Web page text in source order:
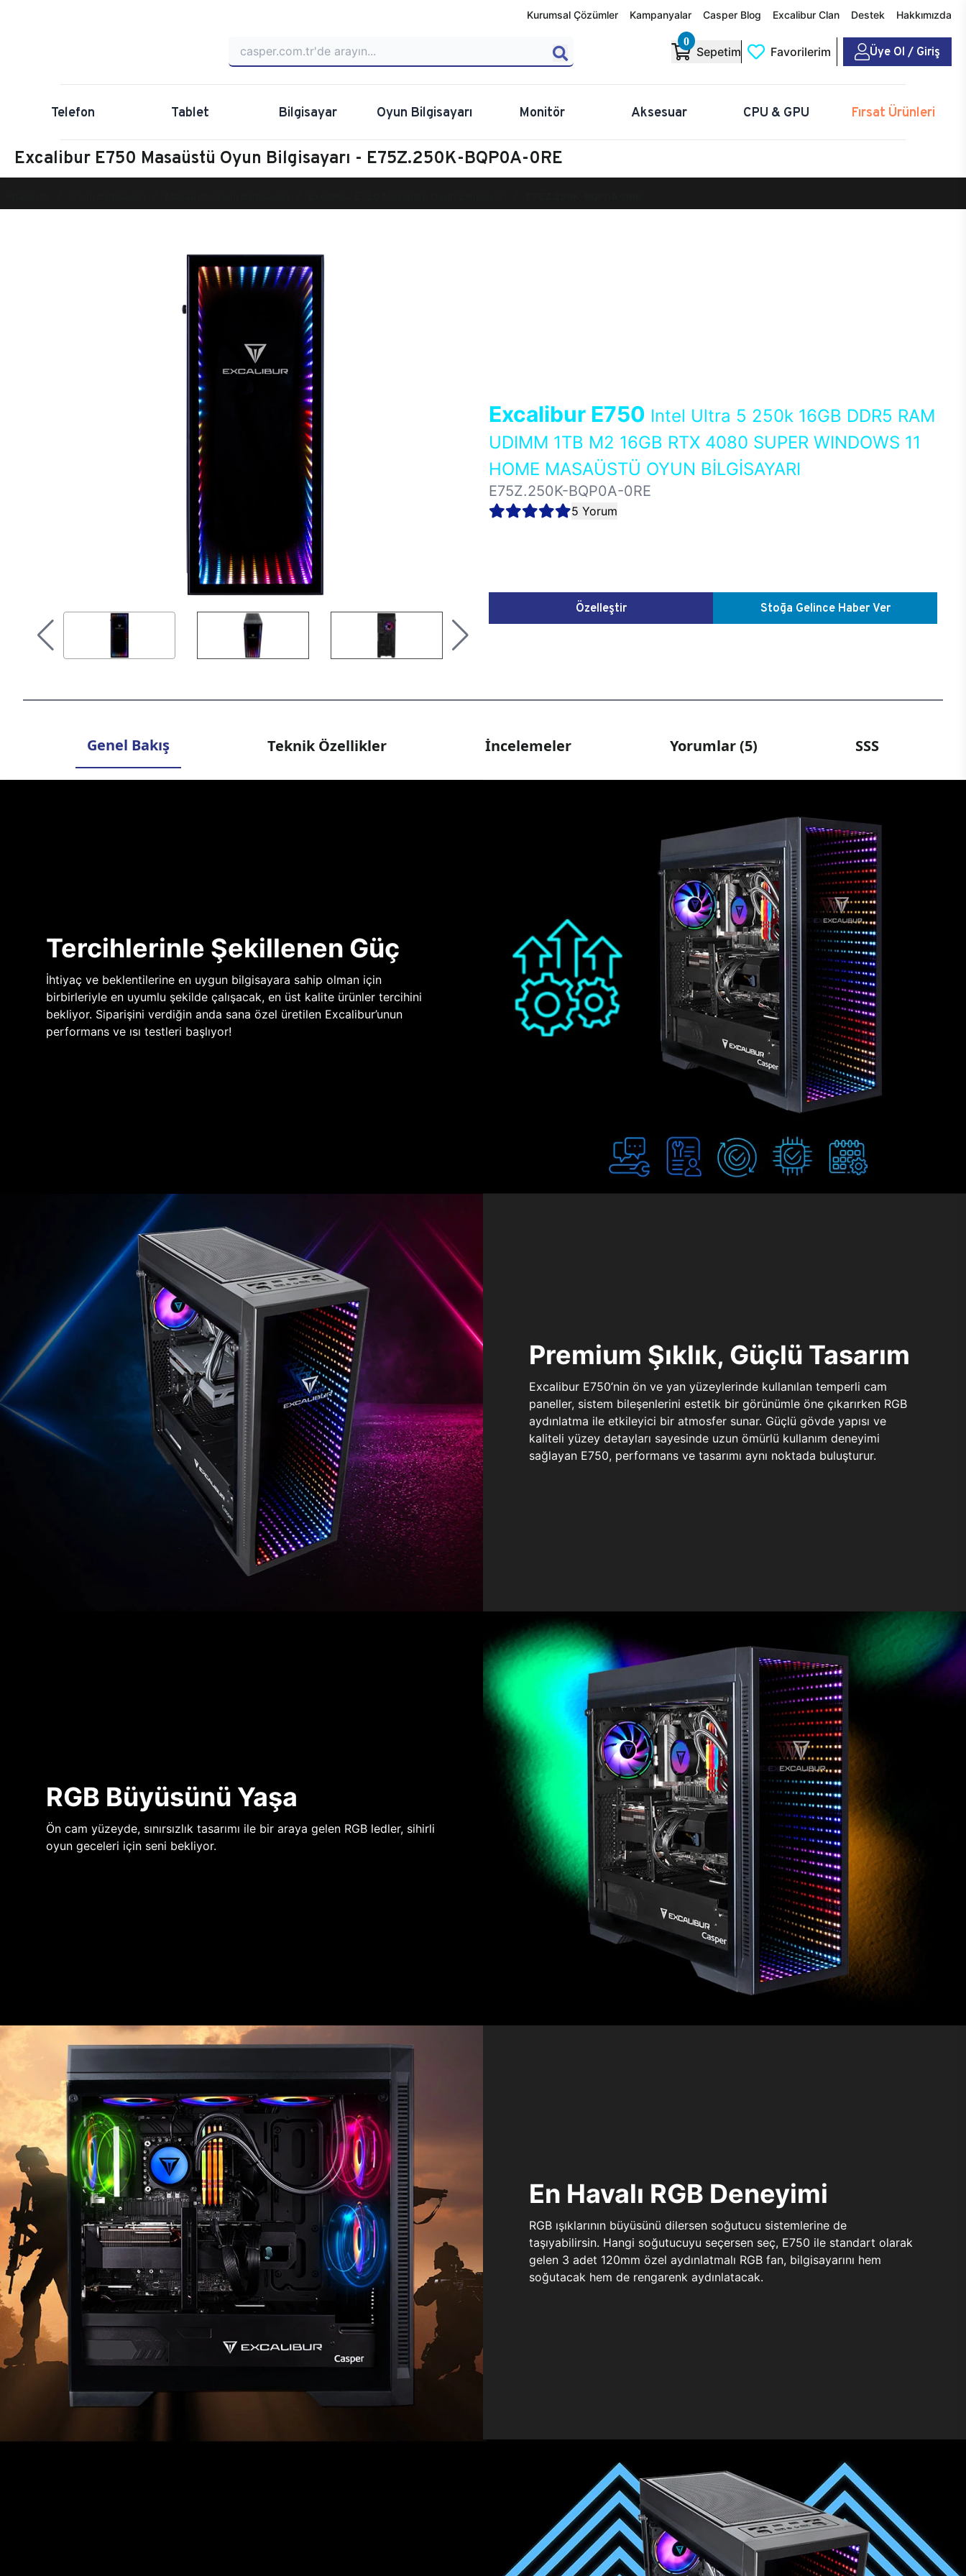
Kurumsal Çözümler Kampanyalar Casper Blog Excalibur Clan Destek Hakkımızda
0
Sepetim Favorilerim Üye Ol / Giriş
Telefon Tablet Bilgisayar Oyun Bilgisayarı Monitör Aksesuar CPU & GPU Fırsat Ürünleri
Excalibur E750 Masaüstü Oyun Bilgisayarı - E75Z.250K-BQP0A-0RE
Excalibur E750 Intel Ultra 5 250k 16GB DDR5 RAM
UDIMM 1TB M2 16GB RTX 4080 SUPER WINDOWS 11
HOME MASAÜSTÜ OYUN BİLGİSAYARI
E75Z.250K-BQP0A-0RE
5 Yorum
Özelleştir Stoğa Gelince Haber Ver
Genel Bakış Teknik Özellikler İncelemeler Yorumlar (5) SSS
Tercihlerinle Şekillenen Güç
İhtiyaç ve beklentilerine en uygun bilgisayara sahip olman için
birbirleriyle en uyumlu şekilde çalışacak, en üst kalite ürünler tercihini
bekliyor. Siparişini verdiğin anda sana özel üretilen Excalibur’unun
performans ve ısı testleri başlıyor!
Premium Şıklık, Güçlü Tasarım
Excalibur E750’nin ön ve yan yüzeylerinde kullanılan temperli cam
paneller, sistem bileşenlerini estetik bir görünümle öne çıkarırken RGB
aydınlatma ile etkileyici bir atmosfer sunar. Güçlü gövde yapısı ve
kaliteli yüzey detayları sayesinde uzun ömürlü kullanım deneyimi
sağlayan E750, performans ve tasarımı aynı noktada buluşturur.
RGB Büyüsünü Yaşa
Ön cam yüzeyde, sınırsızlık tasarımı ile bir araya gelen RGB ledler, sihirli
oyun geceleri için seni bekliyor.
En Havalı RGB Deneyimi
RGB ışıklarının büyüsünü dilersen soğutucu sistemlerine de
taşıyabilirsin. Hangi soğutucuyu seçersen seç, E750 ile standart olarak
gelen 3 adet 120mm özel aydınlatmalı RGB fan, bilgisayarını hem
soğutacak hem de rengarenk aydınlatacak.